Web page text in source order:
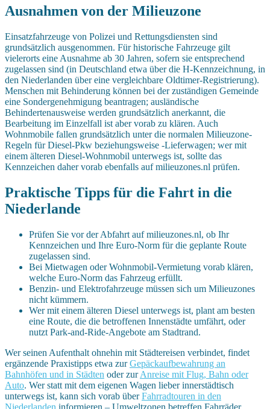
Ausnahmen von der Milieuzone
Einsatzfahrzeuge von Polizei und Rettungsdiensten sind
grundsätzlich ausgenommen. Für historische Fahrzeuge gilt
vielerorts eine Ausnahme ab 30 Jahren, sofern sie entsprechend
zugelassen sind (in Deutschland etwa über die H-Kennzeichnung, in
den Niederlanden über eine vergleichbare Oldtimer-Registrierung).
Menschen mit Behinderung können bei der zuständigen Gemeinde
eine Sondergenehmigung beantragen; ausländische
Behindertenausweise werden grundsätzlich anerkannt, die
Bearbeitung im Einzelfall ist aber vorab zu klären. Auch
Wohnmobile fallen grundsätzlich unter die normalen Milieuzone-
Regeln für Diesel-Pkw beziehungsweise -Lieferwagen; wer mit
einem älteren Diesel-Wohnmobil unterwegs ist, sollte das
Kennzeichen daher vorab ebenfalls auf milieuzones.nl prüfen.
Praktische Tipps für die Fahrt in die
Niederlande
Prüfen Sie vor der Abfahrt auf milieuzones.nl, ob Ihr
Kennzeichen und Ihre Euro-Norm für die geplante Route
zugelassen sind.
Bei Mietwagen oder Wohnmobil-Vermietung vorab klären,
welche Euro-Norm das Fahrzeug erfüllt.
Benzin- und Elektrofahrzeuge müssen sich um Milieuzones
nicht kümmern.
Wer mit einem älteren Diesel unterwegs ist, plant am besten
eine Route, die die betroffenen Innenstädte umfährt, oder
nutzt Park-and-Ride-Angebote am Stadtrand.
Wer seinen Aufenthalt ohnehin mit Städtereisen verbindet, findet
ergänzende Praxistipps etwa zurGepäckaufbewahrung an
Bahnhöfen und in Städten oder zurAnreise mit Flug, Bahn oder
Auto. Wer statt mit dem eigenen Wagen lieber innerstädtisch
unterwegs ist, kann sich vorab überFahrradtouren in den
Niederlanden informieren – Umweltzonen betreffen Fahrräder